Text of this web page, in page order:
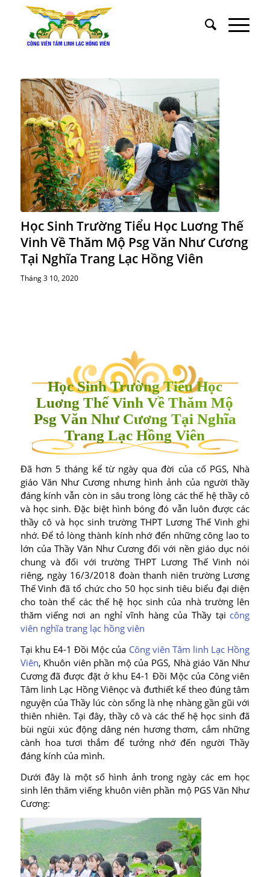
Học Sinh Trường Tiểu Học Luơng Thế
Vinh Về Thăm Mộ Psg Văn Như Cương
Tại Nghĩa Trang Lạc Hồng Viên
Tháng 3 10, 2020
Học Sinh Trường Tiểu Học
Luơng Thế Vinh Về Thăm Mộ
Psg Văn Như Cương Tại Nghĩa
Trang Lạc Hồng Viên
Đã hơn 5 tháng kể từ ngày qua đời của cố PGS, Nhà
giáo Văn Như Cương nhưng hình ảnh của người thầy
đáng kính vẫn còn in sâu trong lòng các thế hệ thầy cô
và học sinh. Đặc biệt hình bóng đó vẫn luôn được các
thầy cô và học sinh trường THPT Lương Thế Vinh ghi
nhớ. Để tỏ lòng thành kính nhớ đến những công lao to
lớn của Thầy Văn Như Cương đối với nền giáo dục nói
chung và đối với trường THPT Lương Thế Vinh nói
riêng, ngày 16/3/2018 đoàn thanh niên trường Lương
Thế Vinh đã tổ chức cho 50 học sinh tiêu biểu đại diện
cho toàn thể các thế hệ học sinh của nhà trường lên
thăm viếng nơi an nghỉ vĩnh hàng của Thầy tại công
viên nghĩa trang lạc hồng viên
Tại khu E4-1 Đồi Mộc của Công viên Tâm linh Lạc Hồng
Viên, Khuôn viên phần mộ của PGS, Nhà giáo Văn Như
Cương đã được đặt ở khu E4-1 Đồi Mộc của Công viên
Tâm linh Lạc Hồng Viênọc và đưthiết kế theo đúng tâm
nguyện của Thầy lúc còn sống là nhẹ nhàng gần gũi với
thiên nhiên. Tại đây, thầy cô và các thế hệ học sinh đã
bùi ngùi xúc động dâng nén hương thơm, cắm những
cành hoa tươi thắm để tưởng nhớ đến người Thầy
đáng kính của mình.
Dưới đây là một số hình ảnh trong ngày các em học
sinh lên thăm viếng khuôn viên phần mộ PGS Văn Như
Cương: